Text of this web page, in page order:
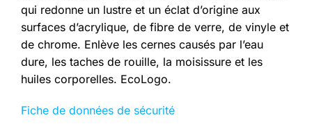
qui redonne un lustre et un éclat d’origine aux
surfaces d’acrylique, de fibre de verre, de vinyle et
de chrome. Enlève les cernes causés par l’eau
dure, les taches de rouille, la moisissure et les
huiles corporelles. EcoLogo.
Fiche de données de sécurité